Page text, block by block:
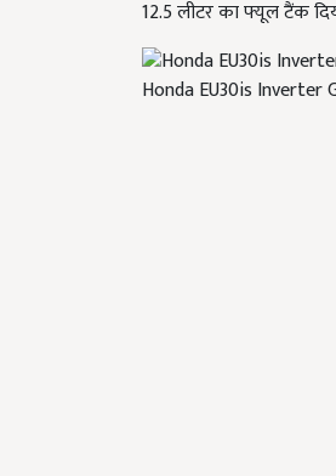
12.5 लीटर का फ्यूल टैंक
Honda EU30is Inverter